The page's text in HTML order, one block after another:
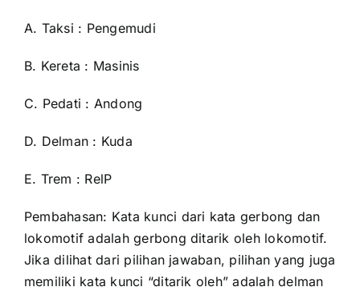
A. Taksi : Pengemudi
B. Kereta : Masinis
C. Pedati : Andong
D. Delman : Kuda
E. Trem : RelP
Pembahasan: Kata kunci dari kata gerbong dan
lokomotif adalah gerbong ditarik oleh lokomotif.
Jika dilihat dari pilihan jawaban, pilihan yang juga
memiliki kata kunci “ditarik oleh” adalah delman